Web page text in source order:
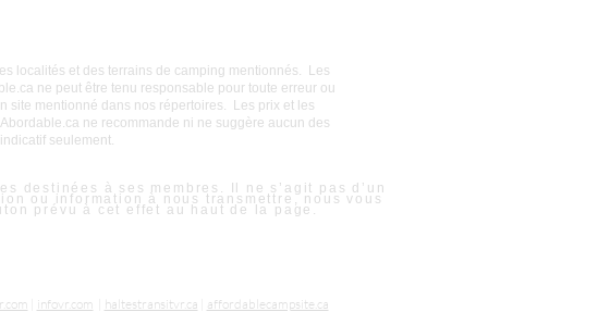
localités et des terrains de camping mentionnés. Les
ne peut être tenu responsable pour toute erreur ou
site mentionné dans nos répertoires. Les prix et les
ne recommande ni ne suggère aucun des
seulement.
destinées à ses membres. Il ne s’agit pas d’un
ou information à nous transmettre, nous vous
prévu à cet effet au haut de la page.
infovr.com haltestransitvr.ca affordablecampsite.ca